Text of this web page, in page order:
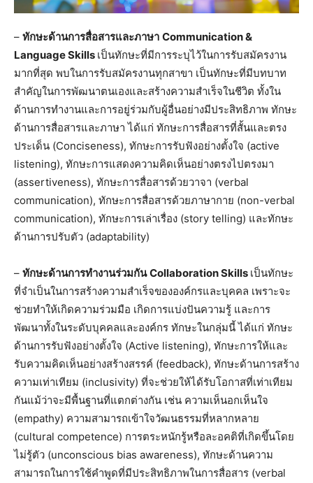
– ทักษะด้านการสื่อสารและภาษา Communication &
Language Skills เป็นทักษะที่มีการระบุไว้ในการรับสมัครงาน
มากที่สุด พบในการรับสมัครงานทุกสาขา เป็นทักษะที่มีบทบาท
สำคัญในการพัฒนาตนเองและสร้างความสำเร็จในชีวิต ทั้งใน
ด้านการทำงานและการอยู่ร่วมกับผู้อื่นอย่างมีประสิทธิภาพ ทักษะ
ด้านการสื่อสารและภาษา ได้แก่ ทักษะการสื่อสารที่สั้นและตรง
ประเด็น (Conciseness), ทักษะการรับฟังอย่างตั้งใจ (active
listening), ทักษะการแสดงความคิดเห็นอย่างตรงไปตรงมา
(assertiveness), ทักษะการสื่อสารด้วยวาจา (verbal
communication), ทักษะการสื่อสารด้วยภาษากาย (non-verbal
communication), ทักษะการเล่าเรื่อง (story telling) และทักษะ
ด้านการปรับตัว (adaptability)
– ทักษะด้านการทำงานร่วมกัน Collaboration Skills เป็นทักษะ
ที่จำเป็นในการสร้างความสำเร็จขององค์กรและบุคคล เพราะจะ
ช่วยทำให้เกิดความร่วมมือ เกิดการแบ่งปันความรู้ และการ
พัฒนาทั้งในระดับบุคคลและองค์กร ทักษะในกลุ่มนี้ ได้แก่ ทักษะ
ด้านการรับฟังอย่างตั้งใจ (Active listening), ทักษะการให้และ
รับความคิดเห็นอย่างสร้างสรรค์ (feedback), ทักษะด้านการสร้าง
ความเท่าเทียม (inclusivity) ที่จะช่วยให้ได้รับโอกาสที่เท่าเทียม
กันแม้ว่าจะมีพื้นฐานที่แตกต่างกัน เช่น ความเห็นอกเห็นใจ
(empathy) ความสามารถเข้าใจวัฒนธรรมที่หลากหลาย
(cultural competence) การตระหนักรู้หรือละอคติที่เกิดขึ้นโดย
ไม่รู้ตัว (unconscious bias awareness), ทักษะด้านความ
สามารถในการใช้คำพูดที่มีประสิทธิภาพในการสื่อสาร (verbal